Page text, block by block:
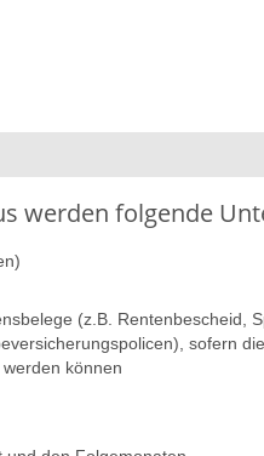
werden folgende
(z.B. Rentenbescheid,
sofern
können